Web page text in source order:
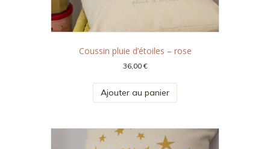
Coussin pluie d’étoiles – rose
36,00€
Ajouter au panier